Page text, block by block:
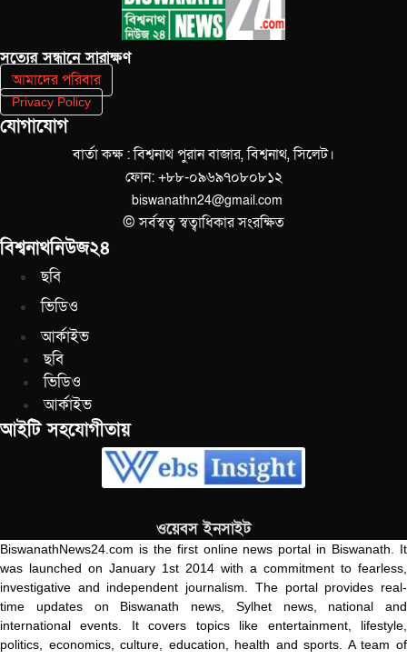
সত‌্যের সন্ধানে সারাক্ষণ
আমাদের পরিবার
Privacy Policy
যোগাযোগ
বার্তা কক্ষ : বিশ্বনাথ পুরান বাজার, বিশ্বনাথ, সিলেট।
ফোন: +৮৮-০৯৬৯৭০৮০৮১২
biswanathn24@gmail.com
© সর্বস্বত্ব স্বত্বাধিকার সংরক্ষিত
বিশ্বনাথনিউজ২৪
ছবি
ভিডিও
আর্কাইভ
ছবি
ভিডিও
আর্কাইভ
আইটি সহযোগীতায়
ওয়েবস ইনসাইট
BiswanathNews24.com is the first online news portal in Biswanath. It
was launched on January 1st 2014 with a commitment to fearless,
investigative and independent journalism. The portal provides real-
time updates on Biswanath news, Sylhet news, national and
international events. It covers topics like entertainment, lifestyle,
politics, economics, culture, education, health and sports. A team of